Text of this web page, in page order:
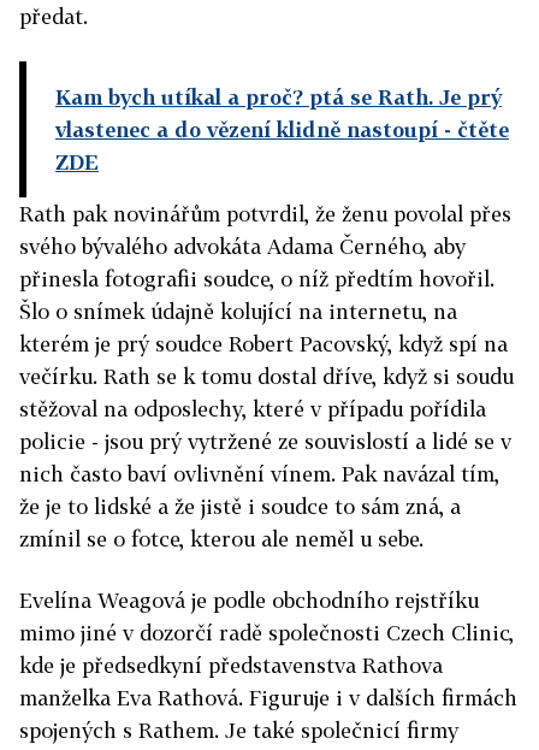
předat.
Kam bych utíkal a proč? ptá se Rath. Je prý
vlastenec a do vězení klidně nastoupí - čtěte
ZDE
Rath pak novinářům potvrdil, že ženu povolal přes
svého bývalého advokáta Adama Černého, aby
přinesla fotografii soudce, o níž předtím hovořil.
Šlo o snímek údajně kolující na internetu, na
kterém je prý soudce Robert Pacovský, když spí na
večírku. Rath se k tomu dostal dříve, když si soudu
stěžoval na odposlechy, které v případu pořídila
policie - jsou prý vytržené ze souvislostí a lidé se v
nich často baví ovlivnění vínem. Pak navázal tím,
že je to lidské a že jistě i soudce to sám zná, a
zmínil se o fotce, kterou ale neměl u sebe.
Evelína Weagová je podle obchodního rejstříku
mimo jiné v dozorčí radě společnosti Czech Clinic,
kde je předsedkyní představenstva Rathova
manželka Eva Rathová. Figuruje i v dalších firmách
spojených s Rathem. Je také společnicí firmy